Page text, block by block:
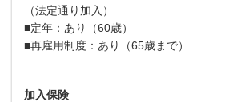
（法定通り加入）
■定年：あり（60歳）
■再雇用制度：あり（65歳まで）
加入保険